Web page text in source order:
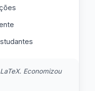
Economizou